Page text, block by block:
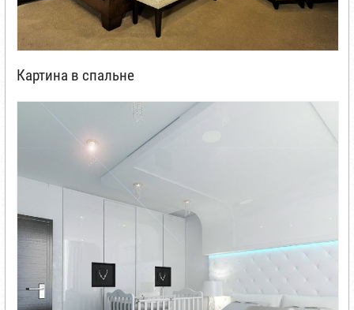
Картина в спальне